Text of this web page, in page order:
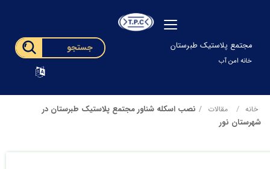
مجتمع پلاستیک طبرستان
خانه امن آب
خانه مقالات
نصب اسکله شناور مجتمع پلاستیک طبرستان در
شهرستان نور